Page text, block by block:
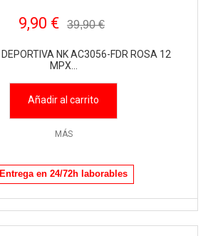
9,90 € 39,90 €
NK AC3056-FDR ROSA 12
MPX...
Añadir al carrito
MÁS
Entrega en 24/72h laborables